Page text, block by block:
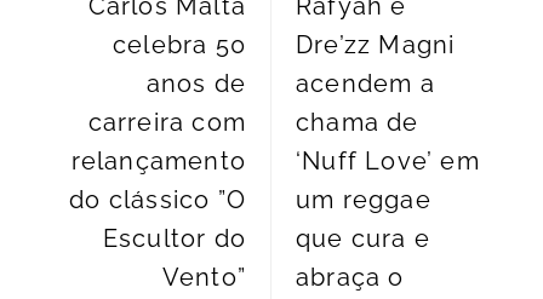
celebra 50
anos de
carreira com
relançamento
do clássico ”O
Escultor do
Vento”
Dre’zz Magni
acendem a
chama de
‘Nuff Love’ em
um reggae
que cura e
abraça o